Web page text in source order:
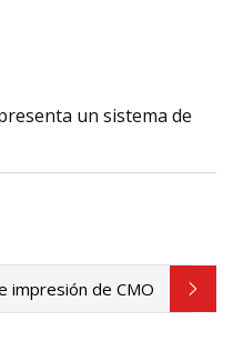
un sistema de
impresión de CMO